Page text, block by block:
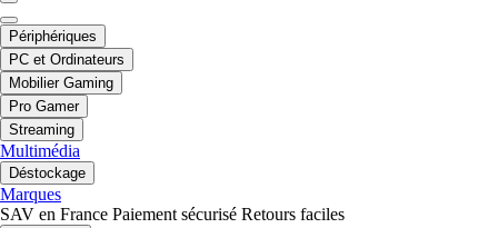
Périphériques
PC et Ordinateurs
Mobilier Gaming
Pro Gamer
Streaming
Multimédia
Déstockage
Marques
SAV en France Paiement sécurisé Retours faciles